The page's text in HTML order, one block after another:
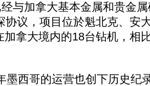
加拿大基本金属和贵金属
协议，项目位於魁北克、安
加拿大境内的18台钻机，相
西哥的运营也创下历史纪